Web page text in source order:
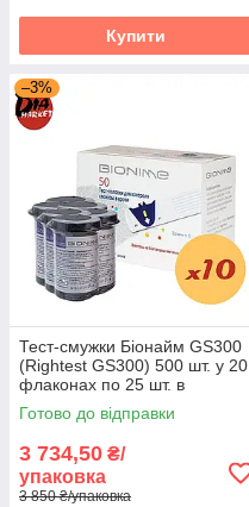
Купити
–3%
Тест-смужки Біонайм GS300
(Rightest GS300) 500 шт. у 20
флаконах по 25 шт. в
пакованні
Готово до відправки
3 734,50 ₴/
упаковка
3 850 ₴/упаковка